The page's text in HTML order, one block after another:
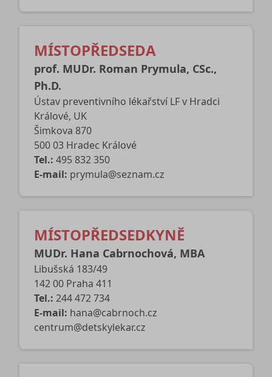
MÍSTOPŘEDSEDA
prof. MUDr. Roman Prymula, CSc.,
Ph.D.
Ústav preventivního lékařství LF v Hradci
Králové, UK
Šimkova 870
500 03 Hradec Králové
Tel.: 495 832 350
E-mail: prymula@seznam.cz
MÍSTOPŘEDSEDKYNĚ
MUDr. Hana Cabrnochová, MBA
Libušská 183/49
142 00 Praha 411
Tel.: 244 472 734
E-mail: hana@cabrnoch.cz
centrum@detskylekar.cz